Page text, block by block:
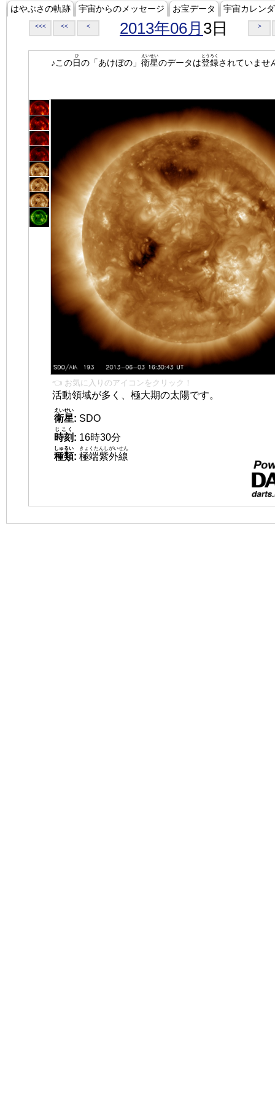
はやぶさの軌跡 宇宙からのメッセージ お宝データ 宇宙カレン
<<< << < 2013年06月 3日 >
♪この日
ひ
の「あけぼの」 衛星
えいせい
のデータは登録
とうろく
されていませ
👈 お気に入りのアイコンをクリック！
活動領域が多く、極大期の太陽です。
衛星
えいせい
: SDO
時刻
じこく
: 16時30分
種類
しゅるい
: 極端紫外線
きょくたんしがいせん